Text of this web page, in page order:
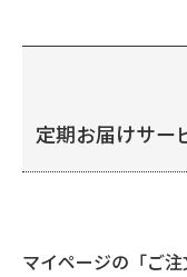
定期お届けサー
マイページの「ご